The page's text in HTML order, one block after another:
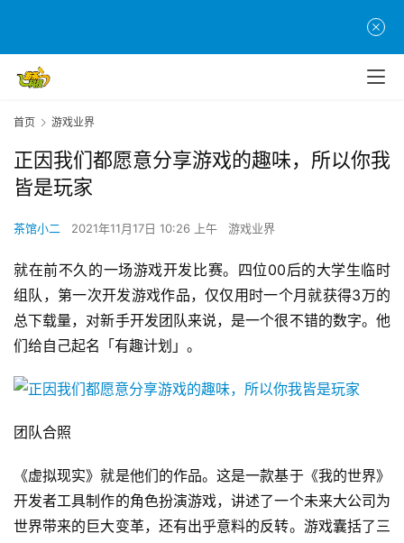
首页 游戏业界
正因我们都愿意分享游戏的趣味，所以你我
皆是玩家
茶馆小二 2021年11月17日 10:26 上午 游戏业界
就在前不久的一场游戏开发比赛。四位00后的大学生临时
组队，第一次开发游戏作品，仅仅用时一个月就获得3万的
总下载量，对新手开发团队来说，是一个很不错的数字。他
们给自己起名「有趣计划」。
团队合照
《虚拟现实》就是他们的作品。这是一款基于《我的世界》
开发者工具制作的角色扮演游戏，讲述了一个未来大公司为
世界带来的巨大变革，还有出乎意料的反转。游戏囊括了三